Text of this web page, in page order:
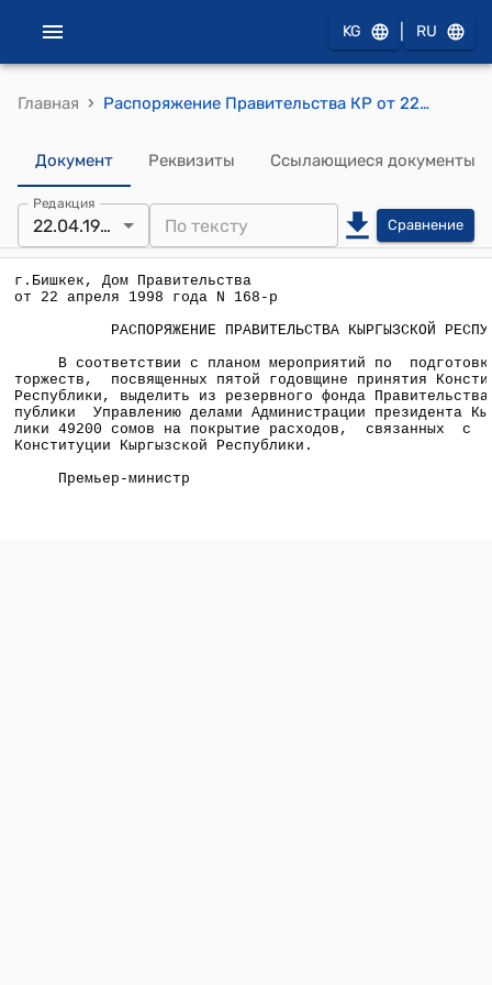
KG RU
Главная › Распоряжение Правительства КР от 22 апреля 1998 года №167-р
Документ Реквизиты Ссылающиеся документы
Редакция
22.04.1998 Сравнение